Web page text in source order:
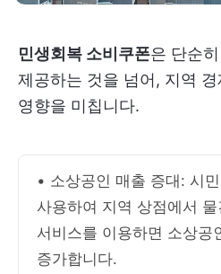
민생회복 소비쿠폰은 단순
제공하는 것을 넘어, 지역
영향을 미칩니다.
• 소상공인 매출 증대: 시
사용하여 지역 상점에서
서비스를 이용하면 소상공
증가합니다.